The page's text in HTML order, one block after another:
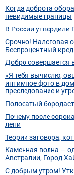
Когда доброта
невидимые границы
В России утвердили
Срочно! Налоговая
Беспроцентный
Добро совершается
«Я тебя вычислю,
интимное фото в
преследование и
Полосатый
Почему после
лени
Теории заговора,
Каменная волна —
Австралии, Город
С добрым утром!